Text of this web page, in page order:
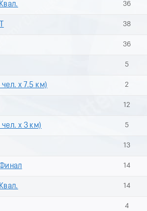
36
38
36
5
х 7.5 км) 2
12
х 3 км) 5
13
14
14
4